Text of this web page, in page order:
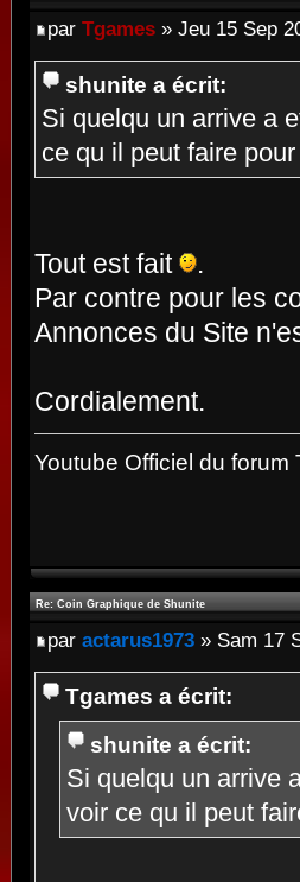
par Tgames » Jeu 15 Sep
shunite a écrit:
Si quelqu un arrive a
ce qu il peut faire
Tout est fait
.
Par contre pour les
Annonces du Site
Cordialement.
Youtube Officiel du forum
Re: Coin Graphique de Shunite
par actarus1973 » Sam 17
Tgames a écrit:
shunite a écrit:
Si quelqu un arrive
voir ce qu il peut